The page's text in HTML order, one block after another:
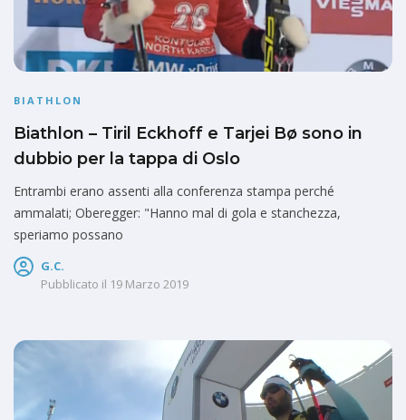
BIATHLON
Biathlon – Tiril Eckhoff e Tarjei Bø sono in
dubbio per la tappa di Oslo
Entrambi erano assenti alla conferenza stampa perché
ammalati; Oberegger: "Hanno mal di gola e stanchezza,
speriamo possano
G.C.
Pubblicato il 19 Marzo 2019